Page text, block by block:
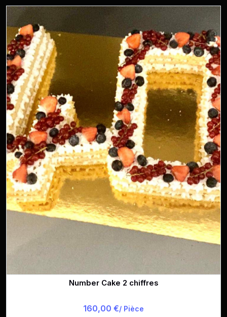
Number Cake 2 chiffres
160,00 €/ Pièce